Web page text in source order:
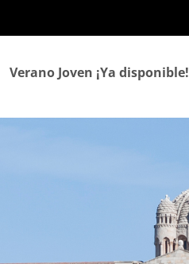
Verano Joven ¡Ya disponible!